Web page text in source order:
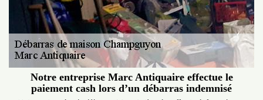
Notre entreprise Marc Antiquaire effectue le
paiement cash lors d’un débarras indemnisé